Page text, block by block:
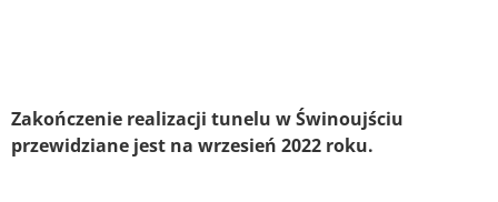
Zakończenie realizacji tunelu w Świnoujściu
przewidziane jest na wrzesień 2022 roku.